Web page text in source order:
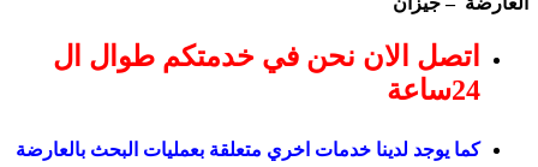
اتصل الان نحن في خدمتكم طوال ال
24ساعة
كما يوجد لدينا خدمات اخري متعلقة بعمليات البحث بالعارضة